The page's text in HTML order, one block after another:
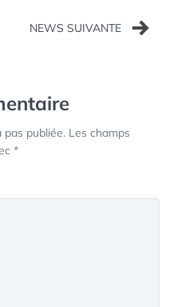
publiée. Les champs
*